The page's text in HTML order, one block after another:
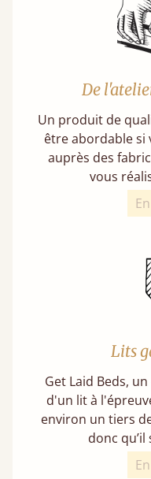
De
Un produit de
être abordable si
auprès des
vous
Lits
Get Laid Beds,
d'un lit à
environ un tiers
donc